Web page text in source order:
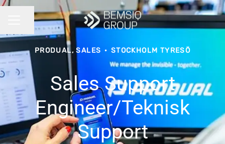
CAREER MENU
Share page
PRODUAL, SALES · STOCKHOLM TYRESÖ
Sales Support
Engineer/Teknisk
Support